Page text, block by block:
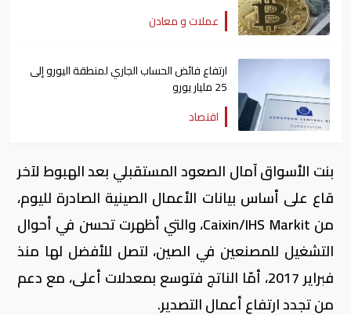
عملات و معادن
ارتفاع فائض الحساب الجاري لمنطقة اليورو إلى
25 مليار يورو
اقتصاد
بنت الأسواق آمال الصعود المستقبلي بعد الهبوط لآخر
قاع على أساس بيانات الأعمال الصينية الصادرة لليوم،
من Caixin/IHS Markit، والتي أظهرت تحسن في أحوال
التشغيل للمصنعين في الصين، لتصل للأفضل لها منذ
فبراير 2017، أمّا الناتج فتوسع بمعدلات أعلى، مع دعم
من تجدد ارتفاع أعمال التصدير.